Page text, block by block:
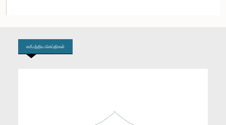
சமீபத்திய செய்திகள்